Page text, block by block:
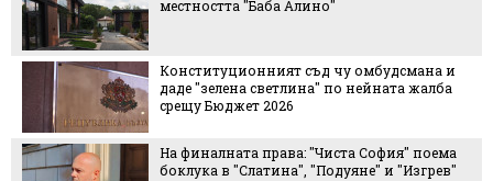
местността "Баба Алино"
Конституционният съд чу омбудсмана и
даде "зелена светлина" по нейната жалба
срещу Бюджет 2026
На финалната права: "Чиста София" поема
боклука в "Слатина", "Подуяне" и "Изгрев"